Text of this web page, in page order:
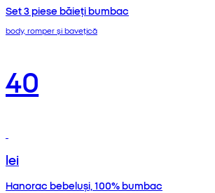
Set 3 piese băieți bumbac
body, romper și bavețică
40
lei
Hanorac bebeluși, 100% bumbac